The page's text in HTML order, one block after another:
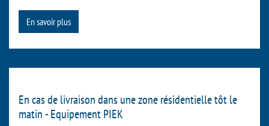
En savoir plus
En cas de livraison dans une zone résidentielle tôt le
matin - Equipement PIEK